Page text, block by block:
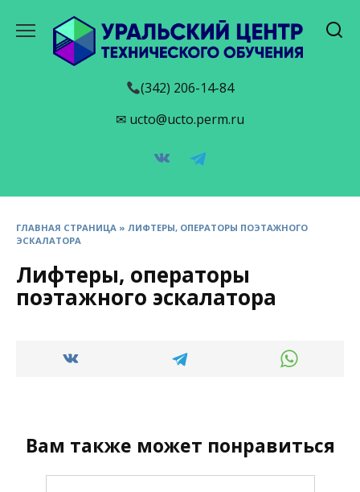
содержанию
(342) 206-14-84
✉ ucto@ucto.perm.ru
ГЛАВНАЯ СТРАНИЦА » ЛИФТЕРЫ, ОПЕРАТОРЫ ПОЭТАЖНОГО
ЭСКАЛАТОРА
Лифтеры, операторы
поэтажного эскалатора
Вам также может понравиться